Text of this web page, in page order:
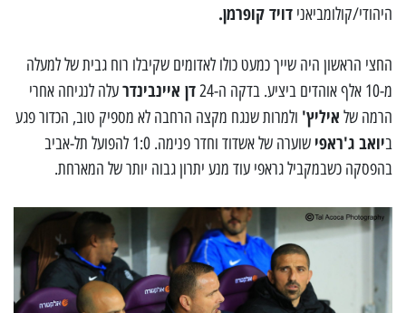
היהודי/קולומביאני דויד קופרמן.
החצי הראשון היה שייך כמעט כולו לאדומים שקיבלו רוח גבית של למעלה
מ-10 אלף אוהדים ביציע. בדקה ה-24
דן איינבינדרעלה לנגיחה אחרי
הרמה של איליץ' ולמרות שנגח מקצה הרחבה לא מספיק טוב, הכדור פגע
ביואב ג'ראפי
שוערה של אשדוד וחדר פנימה. 1:0 להפועל תל-אביב
בהפסקה כשבמקביל גראפי עוד מנע יתרון גבוה יותר של המארחת.